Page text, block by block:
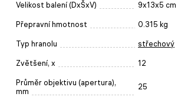
Velikost balení (DxŠxV) 9x13x5 cm
Přepravní hmotnost 0.315 kg
Typ hranolu střechový
Zvětšení, x 12
Průměr objektivu (apertura),
mm
25